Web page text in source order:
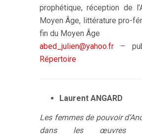
prophétique, réception de
Moyen Âge, littérature pro-
fin du Moyen Âge
abed_julien@yahoo.fr –
Répertoire
Laurent ANGARD
Les femmes de pouvoir
dans les œuvres